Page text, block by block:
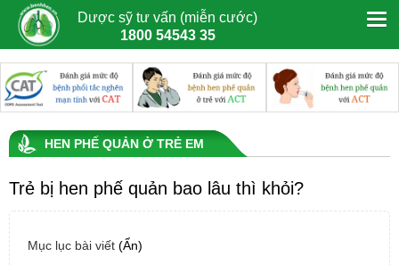
Dược sỹ tư vấn (miễn cước)
1800 54543 35
HEN PHẾ QUẢN Ở TRẺ EM
Trẻ bị hen phế quản bao lâu thì khỏi?
Mục lục bài viết (Ẩn)